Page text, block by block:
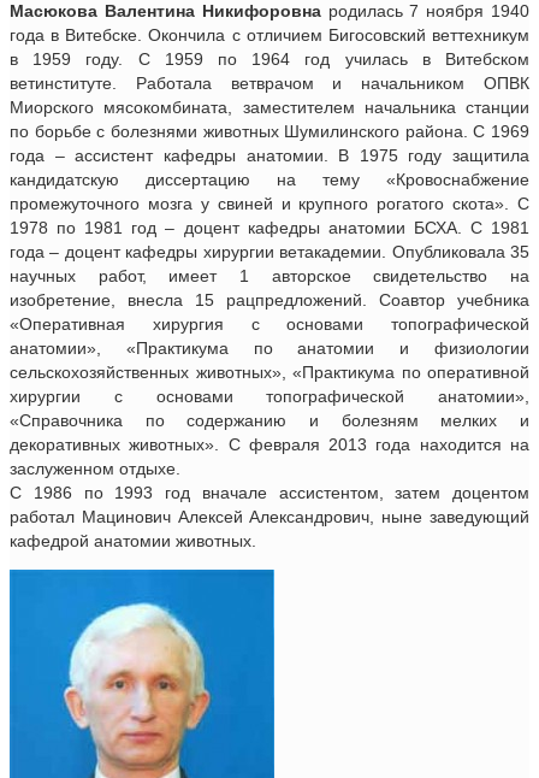
Масюкова Валентина Никифоровнародилась 7 ноября 1940
года в Витебске. Окончила с отличием Бигосовский веттехникум
в 1959 году. С 1959 по 1964 год училась в Витебском
ветинституте. Работала ветврачом и начальником ОПВК
Миорского мясокомбината, заместителем начальника станции
по борьбе с болезнями животных Шумилинского района. С 1969
года – ассистент кафедры анатомии. В 1975 году защитила
кандидатскую диссертацию на тему «Кровоснабжение
промежуточного мозга у свиней и крупного рогатого скота». С
1978 по 1981 год – доцент кафедры анатомии БСХА. С 1981
года – доцент кафедры хирургии ветакадемии. Опубликовала 35
научных работ, имеет 1 авторское свидетельство на
изобретение, внесла 15 рацпредложений. Соавтор учебника
«Оперативная хирургия с основами топографической
анатомии», «Практикума по анатомии и физиологии
сельскохозяйственных животных», «Практикума по оперативной
хирургии с основами топографической анатомии»,
«Справочника по содержанию и болезням мелких и
декоративных животных». С февраля 2013 года находится на
заслуженном отдыхе.
С 1986 по 1993 год вначале ассистентом, затем доцентом
работал Мацинович Алексей Александрович, ныне заведующий
кафедрой анатомии животных.